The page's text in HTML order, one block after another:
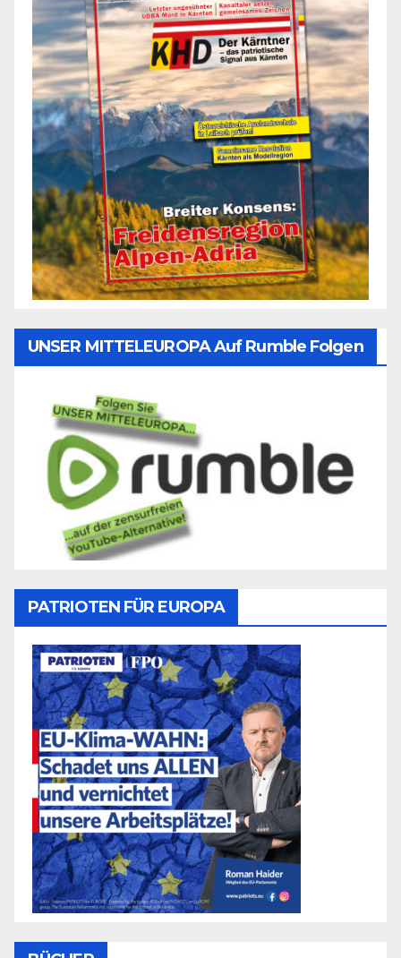
UNSER MITTELEUROPA Auf Rumble Folgen
PATRIOTEN FÜR EUROPA